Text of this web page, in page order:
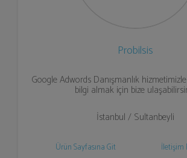
Probilsis
Google Adwords Danışmanlık
bilgi almak için bize
İstanbul / Sultanbeyli
Ürün Sayfasına Git İletişim